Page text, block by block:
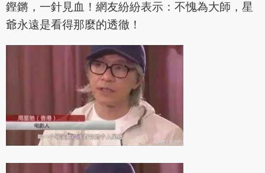
鏗鏘，一針見血！網友紛紛表示：不愧為大師，星
爺永遠是看得那麼的透徹！